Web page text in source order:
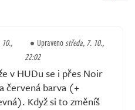
Upravenostředa, 7. 10.,
22:02
v HUDu se i přes Noir
červená barva (+
Když si to změníš